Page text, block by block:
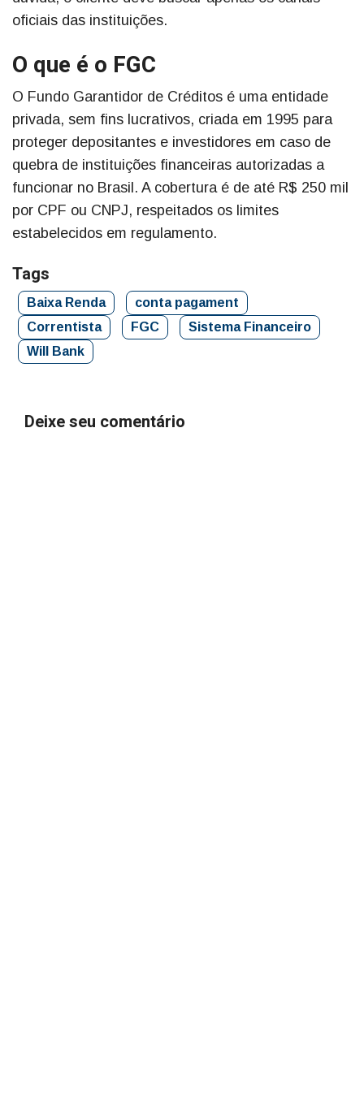
oficiais das instituições.
O que é o FGC
O Fundo Garantidor de Créditos é uma entidade
privada, sem fins lucrativos, criada em 1995 para
proteger depositantes e investidores em caso de
quebra de instituições financeiras autorizadas a
funcionar no Brasil. A cobertura é de até R$ 250 mil
por CPF ou CNPJ, respeitados os limites
estabelecidos em regulamento.
Tags
Baixa Renda
conta pagament
Correntista
FGC
Sistema Financeiro
Will Bank
Deixe seu comentário